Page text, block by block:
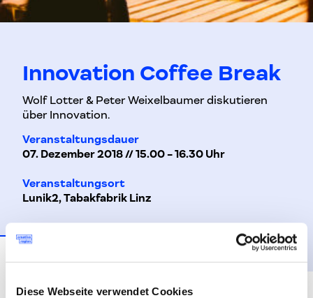
Diese Webseite verwendet Cookies
Innovation Coffee Break
Wolf Lotter & Peter Weixelbaumer diskutieren
über Innovation.
Veranstaltungsdauer
07. Dezember 2018 // 15.00 - 16.30 Uhr
Veranstaltungsort
Lunik2, Tabakfabrik Linz
Details